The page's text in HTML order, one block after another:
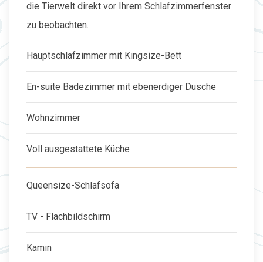
die Tierwelt direkt vor Ihrem Schlafzimmerfenster
zu beobachten.
Hauptschlafzimmer mit Kingsize-Bett
En-suite Badezimmer mit ebenerdiger Dusche
Wohnzimmer
Voll ausgestattete Küche
Queensize-Schlafsofa
TV - Flachbildschirm
Kamin